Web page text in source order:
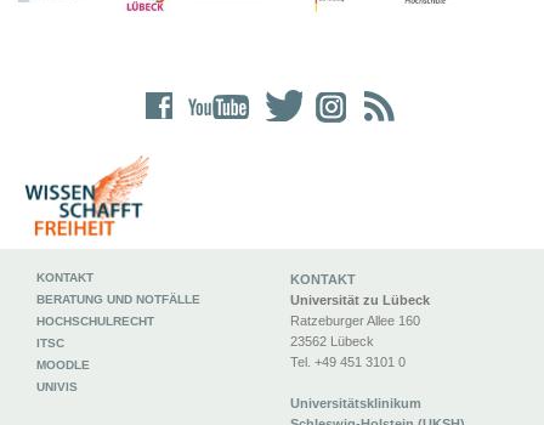
KONTAKT
Universität zu Lübeck
Ratzeburger Allee 160
23562 Lübeck
Tel. +49 451 3101 0
Universitätsklinikum
KONTAKT
BERATUNG UND NOTFÄLLE
HOCHSCHULRECHT
ITSC
MOODLE
UNIVIS